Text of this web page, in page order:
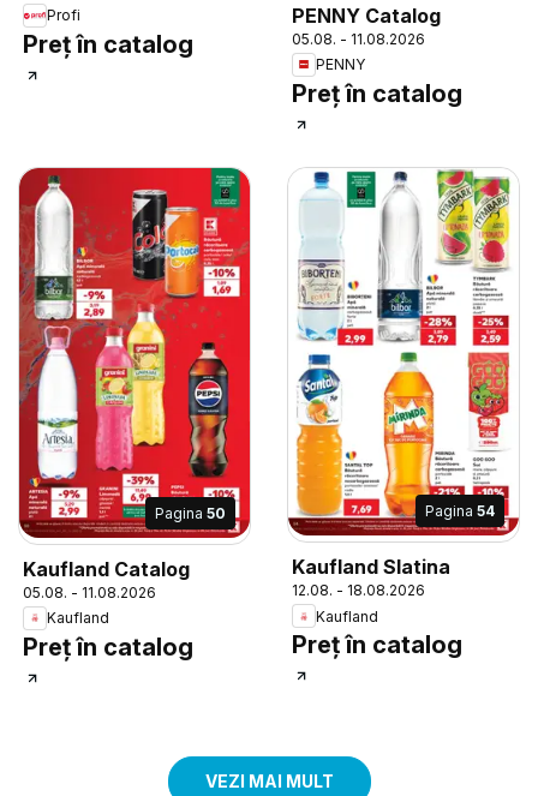
Profi
Preț în catalog
PENNY Catalog
05.08. - 11.08.2026
PENNY
Preț în catalog
Pagina 50
Kaufland Catalog
05.08. - 11.08.2026
Kaufland
Preț în catalog
Pagina 54
Kaufland Slatina
12.08. - 18.08.2026
Kaufland
Preț în catalog
VEZI MAI MULT